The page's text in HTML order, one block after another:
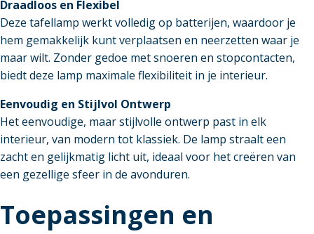
Draadloos en Flexibel
Deze tafellamp werkt volledig op batterijen, waardoor je
hem gemakkelijk kunt verplaatsen en neerzetten waar je
maar wilt. Zonder gedoe met snoeren en stopcontacten,
biedt deze lamp maximale flexibiliteit in je interieur.
Eenvoudig en Stijlvol Ontwerp
Het eenvoudige, maar stijlvolle ontwerp past in elk
interieur, van modern tot klassiek. De lamp straalt een
zacht en gelijkmatig licht uit, ideaal voor het creëren van
een gezellige sfeer in de avonduren.
Toepassingen en